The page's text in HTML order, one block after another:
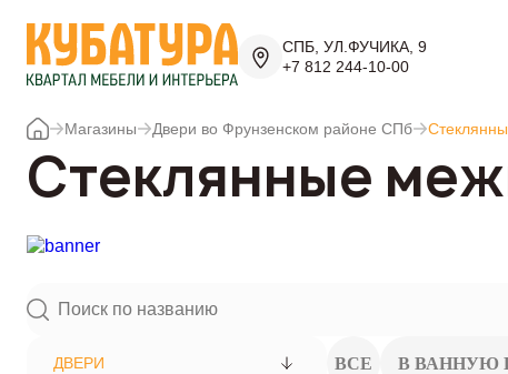
СПБ, УЛ.ФУЧИКА, 9
+7 812 244-10-00
Магазины Двери во Фрунзенском районе СПб
Стеклянные
ДВЕРИ ВСЕ В ВАННУЮ